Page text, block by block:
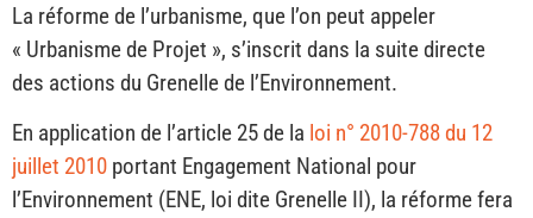
La réforme de l’urbanisme, que l’on peut appeler
« Urbanisme de Projet », s’inscrit dans la suite directe
des actions du Grenelle de l’Environnement.
En application de l’article 25 de la loi n° 2010-788 du 12
juillet 2010 portant Engagement National pour
l’Environnement (ENE, loi dite Grenelle II), la réforme fera